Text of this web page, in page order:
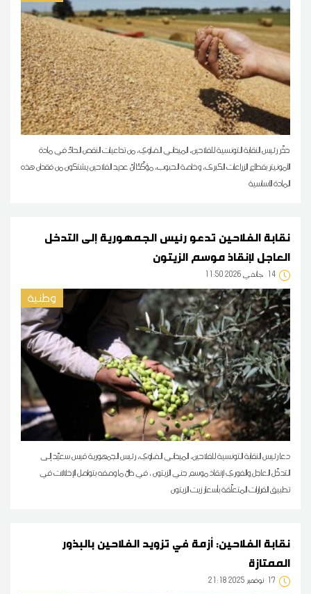
حذّر رئيس النقابة التونسية للفلاحين، الميداني الضاوي، من تداعيات النقص الحادّ في مادة
الأمونيتر بقطاع الزراعات الكبرى، وخاصة الحبوب، مؤكّدًا أنّ عديد الفلاحين يشتكون من فقدان هذه
المادة الأساسية
نقابة الفلاحين تدعو رئيس الجمهورية إلى التدخل
العاجل لإنقاذ موسم الزيتون
14 11:50 2026 جانفي
وطنية
دعا رئيس النقابة التونسية للفلاحين، الميداني الضاوي، رئيس الجمهورية قيس سعيّد إلى
التدخّل العاجل والفوري لإنقاذ موسم جني الزيتون ، في ظلّ ما وصفه بتواصل الإخلالات في
تطبيق القرارات المتعلّقة بأسعار زيت الزيتون
نقابة الفلاحين: أزمة في تزويد الفلاحين بالبذور
الممتازة
17 21:18 2025 نوفمبر